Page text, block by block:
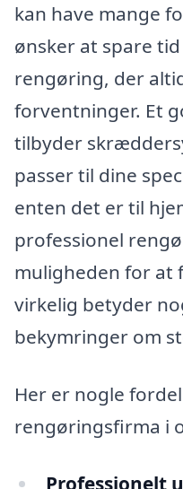
kan have mange
ønsker at spare
rengøring, der
forventninger. Et
tilbyder
passer til dine
enten det er til
professionel
muligheden for at
virkelig betyder
bekymringer om
Her er nogle
rengøringsfirma i
Professionelt